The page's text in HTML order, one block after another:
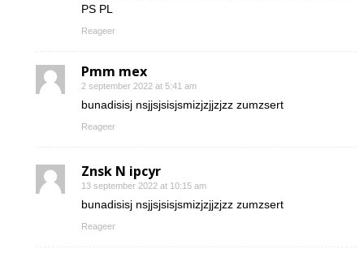
PS PL
Reageer
Pmm mex
2 september 2022 at 5:41 am
bunadisisj nsjjsjsisjsmizjzjjzjzz zumzsert
Reageer
Znsk N ipcyr
13 september 2022 at 10:15 am
bunadisisj nsjjsjsisjsmizjzjjzjzz zumzsert
Reageer